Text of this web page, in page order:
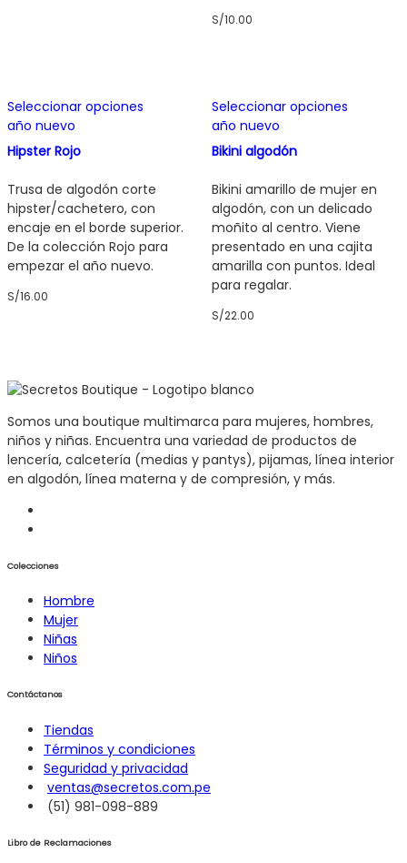
S/10.00
Seleccionar opciones
Las
opciones
se
pueden
elegir
año nuevo
Hipster Rojo
Trusa de algodón corte
hipster/cachetero, con
encaje en el borde superior.
De la colección Rojo para
empezar el año nuevo.
S/16.00
Seleccionar opcionesproducto
Las
opciones
se
pueden
elegir
año nuevo
Bikini algodón
Bikini amarillo de mujer en
algodón, con un delicado
moñito al centro. Viene
presentado en una cajita
amarilla con puntos. Ideal
para regalar.
S/22.00
Somos una boutique multimarca para mujeres, hombres,
niños y niñas. Encuentra una variedad de productos de
lencería, calcetería (medias y pantys), pijamas, línea interior
en algodón, línea materna y de compresión, y más.
Colecciones
Hombre
Mujer
Niñas
Niños
Contáctanos
Tiendas
Términos y condiciones
Seguridad y privacidad
ventas@secretos.com.pe
(51) 981-098-889
Libro de Reclamaciones